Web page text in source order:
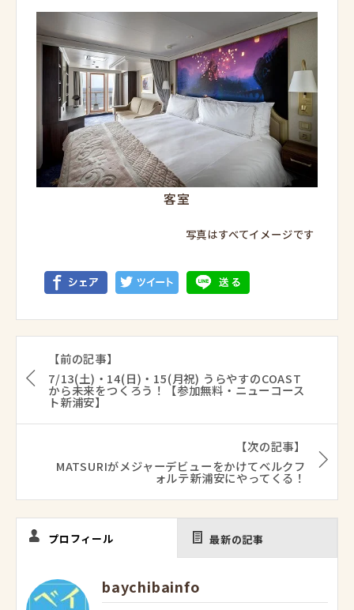
客室
写真はすべてイメージです
【前の記事】
7/13(土)・14(日)・15(月祝) うらやすのCOAST
から未来をつくろう！【参加無料・ニューコース
ト新浦安】
【次の記事】
MATSURIがメジャーデビューをかけてベルクフ
ォルテ新浦安にやってくる！
プロフィール 最新の記事
baychibainfo